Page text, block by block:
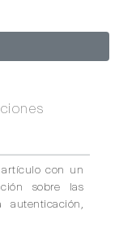
con un
sobre las